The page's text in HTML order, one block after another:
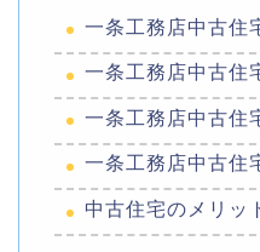
一条工務店中古住
一条工務店中古住
一条工務店中古住
一条工務店中古住
中古住宅のメリッ